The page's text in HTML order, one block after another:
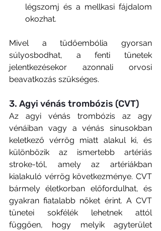
légszomj és a mellkasi fájdalom
okozhat.
Mivel a tüdőembólia gyorsan
súlyosbodhat, a fenti tünetek
jelentkezésekor azonnali orvosi
beavatkozás szükséges.
3. Agyi vénás trombózis (CVT)
Az agyi vénás trombózis az agy
vénáiban vagy a vénás sinusokban
keletkező vérrög miatt alakul ki, és
különbözik az ismertebb artériás
stroke-tól, amely az artériákban
kialakuló vérrög következménye. CVT
bármely életkorban előfordulhat, és
gyakran fiatalabb nőket érint. A CVT
tünetei sokfélék lehetnek attól
függően, hogy melyik agyterület